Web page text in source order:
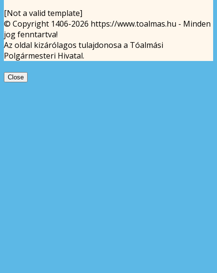
[Not a valid template]
© Copyright 1406-2026 https://www.toalmas.hu - Minden
jog fenntartva!
Az oldal kizárólagos tulajdonosa a Tóalmási
Polgármesteri Hivatal.
Close